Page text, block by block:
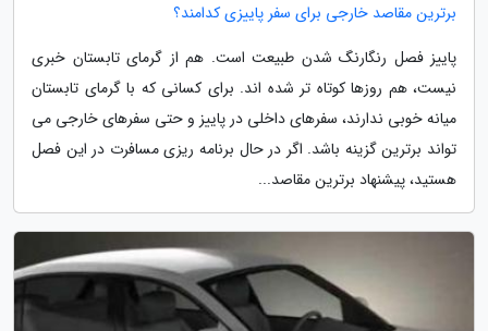
برترین مقاصد خارجی برای سفر پاییزی کدامند؟
پاییز فصل رنگارنگ شدن طبیعت است. هم از گرمای تابستان خبری
نیست، هم روزها کوتاه تر شده اند. برای کسانی که با گرمای تابستان
میانه خوبی ندارند، سفرهای داخلی در پاییز و حتی سفرهای خارجی می
تواند برترین گزینه باشد. اگر در حال برنامه ریزی مسافرت در این فصل
هستید، پیشنهاد برترین مقاصد...